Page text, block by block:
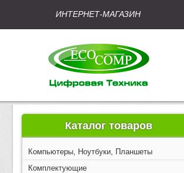
ИНТЕРНЕТ-МАГАЗИН
Каталог товаров
Компьютеры, Ноутбуки, Планшеты
Комплектующие